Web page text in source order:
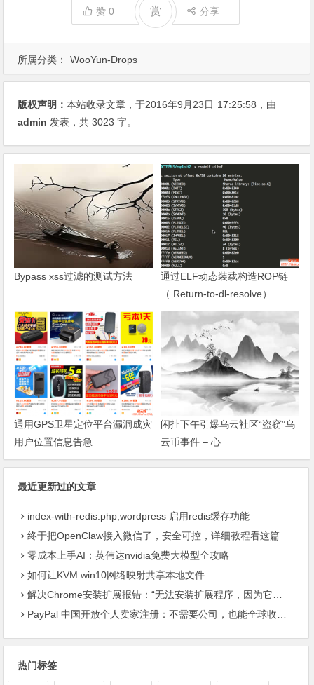
所属分类： WooYun-Drops
赞0 赏 分享
版权声明：本站收录文章，于2016年9月23日 17:25:58 ，由
admin 发表，共 3023 字。
Bypass xss过滤的测试方法
通过ELF动态装载构造ROP链
（ Return-to-dl-resolve）
通用GPS卫星定位平台漏洞成灾
用户位置信息告急
闲扯下午引爆乌云社区“盗窃”乌
云币事件 – 心
最近更新过的文章
index-with-redis.php,wordpress 启用redis缓存功能
终于把OpenClaw接入微信了，安全可控，详细教程看这篇
零成本上手AI：英伟达nvidia免费大模型全攻略
如何让KVM win10网络映射共享本地文件
解决Chrome安装扩展报错：“无法安装扩展程序，因为它使用了不受支持的清单版本“
PayPal 中国开放个人卖家注册：不需要公司，也能全球收款了
热门标签